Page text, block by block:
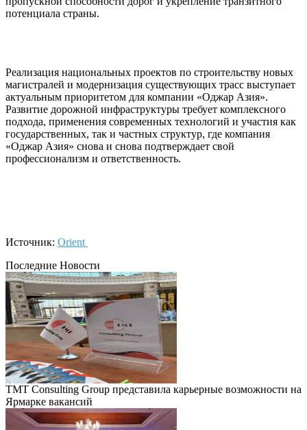
потенциала страны.
Реализация национальных проектов по строительству новых
магистралей и модернизация существующих трасс выступает
актуальным приоритетом для компании «Оджар Азия».
Развитие дорожной инфраструктуры требует комплексного
подхода, применения современных технологий и участия как
государственных, так и частных структур, где компания
«Оджар Азия» снова и снова подтверждает свой
профессионализм и ответственность.
Источник: Orient
Последние Новости
TMT Consulting Group представила карьерные возможности на
Ярмарке вакансий